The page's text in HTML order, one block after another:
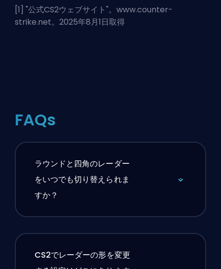
[1] "公式CS2ウェブサイト"。www.counter-
strike.net。2025年8月1日取得
FAQs
ラウンドと四角のレーダー
をいつでも切り替えられま
すか？
CS2でレーダーの形を変更